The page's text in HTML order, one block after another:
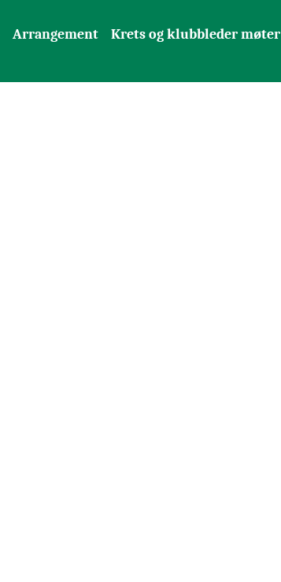
Arrangement Krets og klubbleder møter